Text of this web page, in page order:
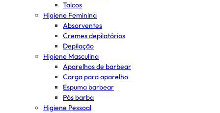
Talcos
Higiene Feminina
Absorventes
Cremes depilatórios
Depilação
Higiene Masculina
Aparelhos de barbear
Carga para aparelho
Espuma barbear
Pós barba
Higiene Pessoal